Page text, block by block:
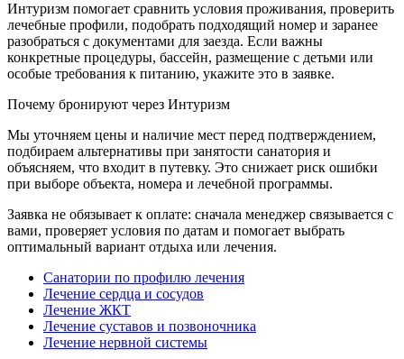
Интуризм помогает сравнить условия проживания, проверить
лечебные профили, подобрать подходящий номер и заранее
разобраться с документами для заезда. Если важны
конкретные процедуры, бассейн, размещение с детьми или
особые требования к питанию, укажите это в заявке.
Почему бронируют через Интуризм
Мы уточняем цены и наличие мест перед подтверждением,
подбираем альтернативы при занятости санатория и
объясняем, что входит в путевку. Это снижает риск ошибки
при выборе объекта, номера и лечебной программы.
Заявка не обязывает к оплате: сначала менеджер связывается с
вами, проверяет условия по датам и помогает выбрать
оптимальный вариант отдыха или лечения.
Санатории по профилю лечения
Лечение сердца и сосудов
Лечение ЖКТ
Лечение суставов и позвоночника
Лечение нервной системы